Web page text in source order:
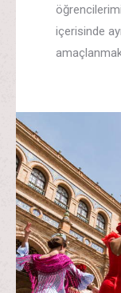
içerisinde